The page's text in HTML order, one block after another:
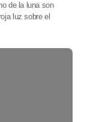
de la luna son
luz sobre el